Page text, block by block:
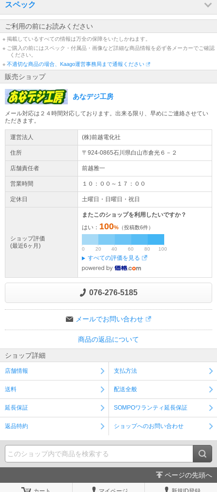
スペック
ご利用の前にお読みください
※ 掲載しているすべての情報は万全の保障をいたしかねます。
※ ご購入の前にはスペック・付属品・画像など詳細な商品情報を必ず各メーカーでご確認
ください。
※ 不適切な商品の場合、Kaago運営事務局まで通報ください
販売ショップ
あなデジ工房
メール対応は２４時間対応しております。出来る限り、早めにご連絡させてい
ただきます。
運営法人 (株)前越電化社
住所 〒924-0865石川県白山市倉光 ６－２
店舗責任者 前越雅一
営業時間 １０：００～１７：００
定休日 土曜日・日曜日・祝日
ショップ評価
(最近6ヶ月)
またこのショップを利用したいですか？
はい： 100% （投稿数6件）
0 20 40 60 80 100
すべての評価を見る
076-276-5185
メールでお問い合わせ
商品の返品について
ショップ詳細
店舗情報 支払方法
送料 配送全般
延長保証 SOMPOワランティ延長保証
返品特約 ショップへのお問い合わせ
ページの先頭へ